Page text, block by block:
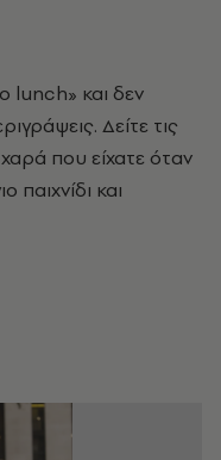
lunch» και δεν
Δείτε τις
που είχατε όταν
και